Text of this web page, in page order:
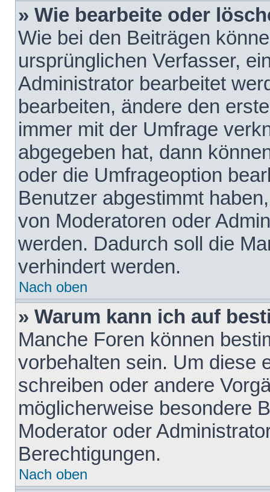
» Wie bearbeite oder
Wie bei den Beiträgen
ursprünglichen Verfasser,
Administrator bearbeitet
bearbeiten, ändere den
immer mit der Umfrage
abgegeben hat, dann
oder die Umfrageoption
Benutzer abgestimmt
von Moderatoren oder
werden. Dadurch soll die
verhindert werden.
Nach oben
» Warum kann ich auf
Manche Foren können
vorbehalten sein. Um diese
schreiben oder andere
möglicherweise besondere
Moderator oder
Berechtigungen.
Nach oben